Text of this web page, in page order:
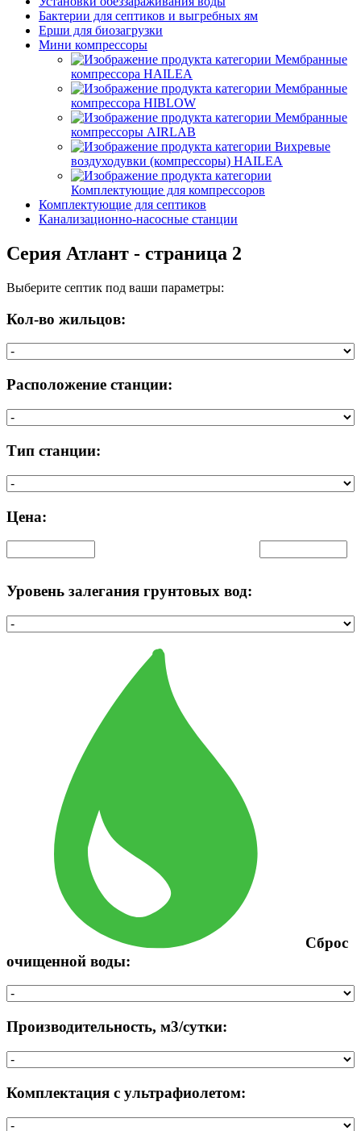
Бактерии для септиков и выгребных ям
Ерши для биозагрузки
Мини компрессоры
Мембранные
компрессора HAILEA
Мембранные
компрессора HIBLOW
Мембранные
компрессоры AIRLAB
Вихревые
воздуходувки (компрессоры) HAILEA
Комплектующие для компрессоров
Комплектующие для септиков
Канализационно-насосные станции
Серия Атлант - страница 2
Выберите септик под ваши параметры:
Кол-во жильцов:
Расположение станции:
Тип станции:
Цена:
Уровень залегания грунтовых вод:
Сброс
очищенной воды:
Производительность, м3/сутки:
Комплектация с ультрафиолетом: